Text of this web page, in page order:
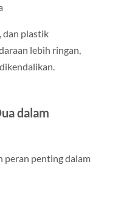
dan plastik
lebih ringan,
dalam
peran penting dalam